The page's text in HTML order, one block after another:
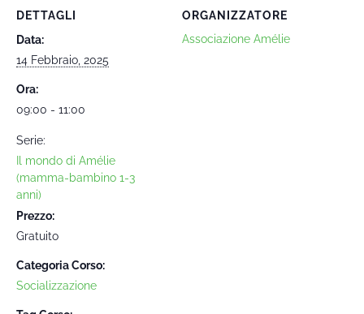
DETTAGLI
Data:
14 Febbraio, 2025
Ora:
09:00 - 11:00
Serie:
Il mondo di Amélie
(mamma-bambino 1-3
anni)
Prezzo:
Gratuito
Categoria Corso:
Socializzazione
ORGANIZZATORE
Associazione Amélie